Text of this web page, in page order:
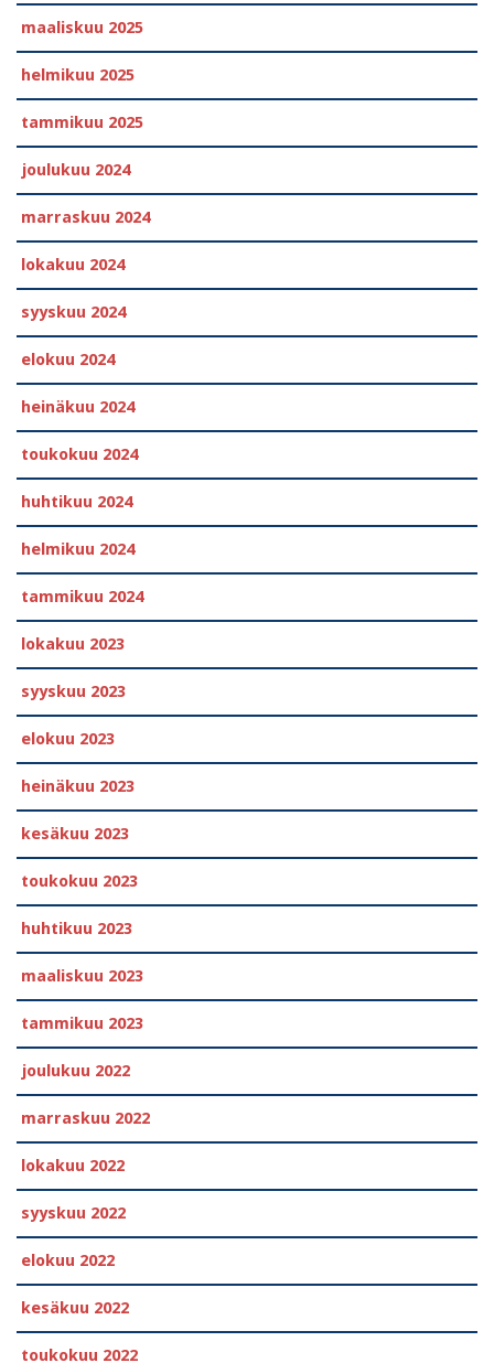
maaliskuu 2025
helmikuu 2025
tammikuu 2025
joulukuu 2024
marraskuu 2024
lokakuu 2024
syyskuu 2024
elokuu 2024
heinäkuu 2024
toukokuu 2024
huhtikuu 2024
helmikuu 2024
tammikuu 2024
lokakuu 2023
syyskuu 2023
elokuu 2023
heinäkuu 2023
kesäkuu 2023
toukokuu 2023
huhtikuu 2023
maaliskuu 2023
tammikuu 2023
joulukuu 2022
marraskuu 2022
lokakuu 2022
syyskuu 2022
elokuu 2022
kesäkuu 2022
toukokuu 2022